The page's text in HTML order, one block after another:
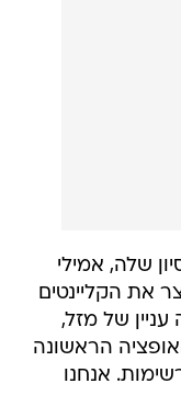
שלה, אמילי
את הקליינטים
של מזל,
הראשונה
אנחנו